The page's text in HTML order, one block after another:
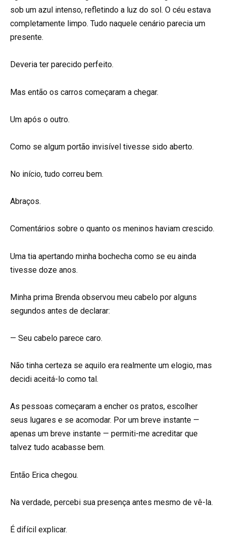
sob um azul intenso, refletindo a luz do sol. O céu estava
completamente limpo. Tudo naquele cenário parecia um
presente.
Deveria ter parecido perfeito.
Mas então os carros começaram a chegar.
Um após o outro.
Como se algum portão invisível tivesse sido aberto.
No início, tudo correu bem.
Abraços.
Comentários sobre o quanto os meninos haviam crescido.
Uma tia apertando minha bochecha como se eu ainda
tivesse doze anos.
Minha prima Brenda observou meu cabelo por alguns
segundos antes de declarar:
— Seu cabelo parece caro.
Não tinha certeza se aquilo era realmente um elogio, mas
decidi aceitá-lo como tal.
As pessoas começaram a encher os pratos, escolher
seus lugares e se acomodar. Por um breve instante —
apenas um breve instante — permiti-me acreditar que
talvez tudo acabasse bem.
Então Erica chegou.
Na verdade, percebi sua presença antes mesmo de vê-la.
É difícil explicar.